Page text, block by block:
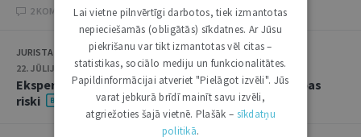
2 KOMENTĀRI
JURISTA VĀRDS
22. JŪLIJS 2026 • 14:00
Ekspertu saruna jūlijā: krimināltiesības un būvniecības
riski
Lai vietne pilnvērtīgi darbotos, tiek izmantotas
nepieciešamās (obligātās) sīkdatnes. Ar Jūsu
piekrišanu var tikt izmantotas vēl citas –
statistikas, sociālo mediju un funkcionalitātes.
Papildinformācijai atveriet "Pielāgot izvēli". Jūs
varat jebkurā brīdī mainīt savu izvēli,
atgriežoties šajā vietnē. Plašāk – sīkdatņu
politikā.